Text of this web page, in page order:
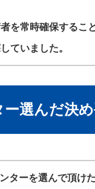
を常時確保するこ
ていました。
選んだ決
ターを選んで頂け